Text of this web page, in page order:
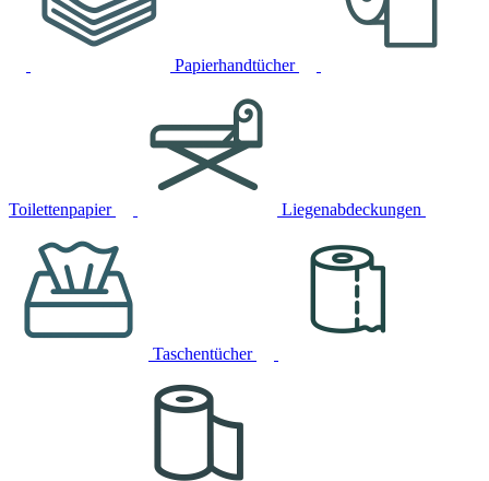
Papierhandtücher
Toilettenpapier Liegenabdeckungen
Taschentücher